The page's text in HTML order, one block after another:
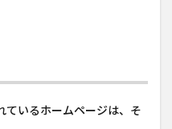
ているホームページは、そ